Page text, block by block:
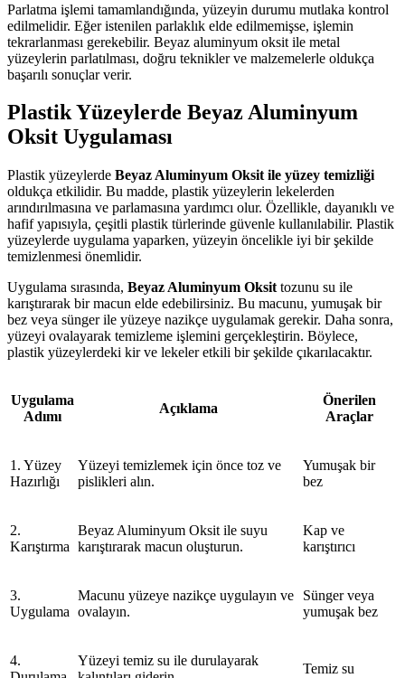
Parlatma işlemi tamamlandığında, yüzeyin durumu mutlaka kontrol
edilmelidir. Eğer istenilen parlaklık elde edilmemişse, işlemin
tekrarlanması gerekebilir. Beyaz aluminyum oksit ile metal
yüzeylerin parlatılması, doğru teknikler ve malzemelerle oldukça
başarılı sonuçlar verir.
Plastik Yüzeylerde Beyaz Aluminyum
Oksit Uygulaması
Plastik yüzeylerde Beyaz Aluminyum Oksit ile yüzey temizliği
oldukça etkilidir. Bu madde, plastik yüzeylerin lekelerden
arındırılmasına ve parlamasına yardımcı olur. Özellikle, dayanıklı ve
hafif yapısıyla, çeşitli plastik türlerinde güvenle kullanılabilir. Plastik
yüzeylerde uygulama yaparken, yüzeyin öncelikle iyi bir şekilde
temizlenmesi önemlidir.
Uygulama sırasında, Beyaz Aluminyum Oksit tozunu su ile
karıştırarak bir macun elde edebilirsiniz. Bu macunu, yumuşak bir
bez veya sünger ile yüzeye nazikçe uygulamak gerekir. Daha sonra,
yüzeyi ovalayarak temizleme işlemini gerçekleştirin. Böylece,
plastik yüzeylerdeki kir ve lekeler etkili bir şekilde çıkarılacaktır.
Uygulama
Adımı
Açıklama
Önerilen
Araçlar
1. Yüzey
Hazırlığı
Yüzeyi temizlemek için önce toz ve
pislikleri alın.
Yumuşak bir
bez
2.
Karıştırma
Beyaz Aluminyum Oksit ile suyu
karıştırarak macun oluşturun.
Kap ve
karıştırıcı
3.
Uygulama
Macunu yüzeye nazikçe uygulayın ve
ovalayın.
Sünger veya
yumuşak bez
4.
Yüzeyi temiz su ile durulayarak
Temiz su